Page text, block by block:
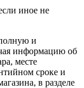
иное не
и
информацию об
месте
сроке и
в разделе